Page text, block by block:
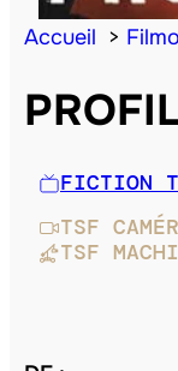
Accueil
FICTION
TSF
TSF